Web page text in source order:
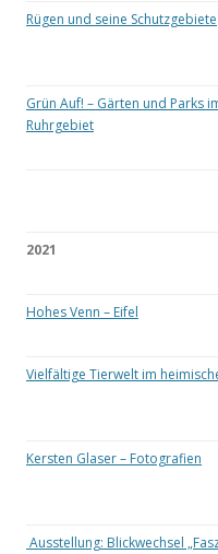
Rügen und seine Schutzgebiete
Grün Auf! – Gärten und Parks
Ruhrgebiet
2021
Hohes Venn – Eifel
Vielfältige Tierwelt im
Kersten Glaser – Fotografien
Ausstellung: Blickwechsel